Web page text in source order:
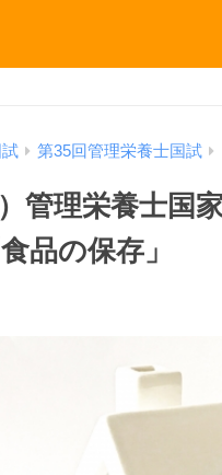
第35回管理栄養士国試
管理栄養士国
品の保存」